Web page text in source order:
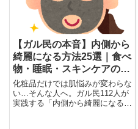
【ガル民の本音】内側から
綺麗になる方法25選｜食べ
物・睡眠・スキンケアの体
験談まとめ
化粧品だけでは肌悩みが変わらな
い…そんな人へ。ガル民112人が
実践する「内側から綺麗になる」